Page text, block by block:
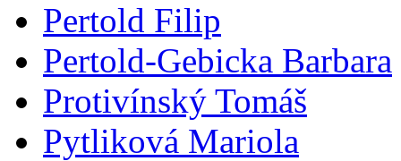
Pertold Filip
Pertold-Gebicka Barbara
Protivínský Tomáš
Pytliková Mariola